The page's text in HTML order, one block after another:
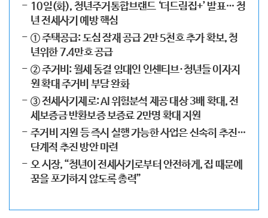
10일(화), 청년주거통합브랜드 ‘더드림집+’ 발표… 청
년 전세사기 예방 핵심
① 주택공급: 도심 잠재 공급 2만 5천호 추가 확보, 청
년위한 7.4만호 공급
② 주거비: 월세 동결 임대인 인센티브·청년들 이자지
원 확대 주거비 부담 완화
③ 전세사기제로: AI 위험분석 제공 대상 3배 확대, 전
세보증금 반환보증 보증료 2만명 확대 지원
주거비 지원 등 즉시 실행 가능한 사업은 신속히 추진…
단계적 추진 방안 마련
오 시장, “청년이 전세사기로부터 안전하게, 집 때문에
꿈을 포기하지 않도록 총력”